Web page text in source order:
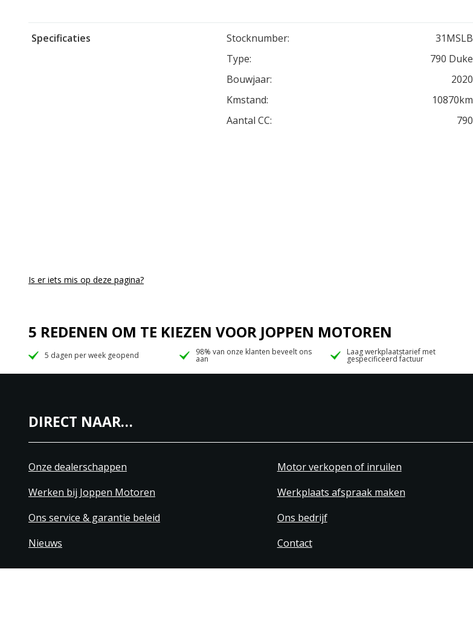
Specificaties Stocknumber: 31MSLB
Type:
790 Duke
Bouwjaar:
2020
Kmstand:
10870km
Aantal CC:
790
Is er iets mis op deze pagina?
5 REDENEN OM TE KIEZEN VOOR JOPPEN MOTOREN
5 dagen per week geopend 98% van onze klanten beveelt ons
aan
Laag werkplaatstarief met
gespecificeerd factuur
DIRECT NAAR…
Onze dealerschappen
Motor verkopen of inruilen
Werken bij Joppen Motoren
Werkplaats afspraak maken
Ons service & garantie beleid
Ons bedrijf
Nieuws
Contact